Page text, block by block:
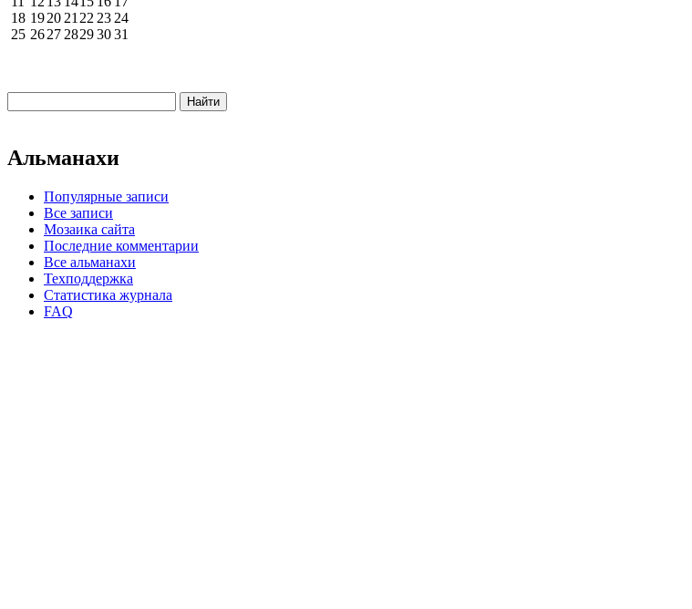
18 1920 21 22 23 24
25 2627 28293031
Альманахи
Популярные записи
Все записи
Мозаика сайта
Последние комментарии
Все альманахи
Техподдержка
Статистика журнала
FAQ